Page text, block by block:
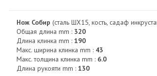
Нож Собир (сталь ШХ15, кость, садаф
Общая длина mm : 320
Длина клинка mm :190
Макс. ширина клинка mm : 43
Макс. толщина клинка mm : 6.0
Длина рукояти mm :130